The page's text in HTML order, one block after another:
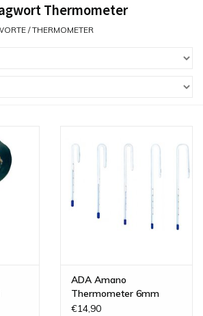
Thermometer
/THERMOMETER
ADA Amano
Thermometer 6mm
€14,90